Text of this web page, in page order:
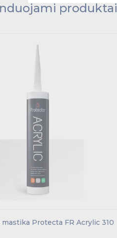
produktai
Protecta FR Acrylic 310